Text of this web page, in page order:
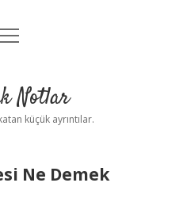
Uyarı
menüyü
Notlar
küçük ayrıntılar.
Ne Demek